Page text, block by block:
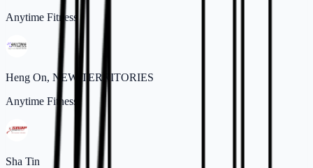
Anytime Fitness
Heng On, NEW TERRITORIES
Anytime Fitness
Sha Tin